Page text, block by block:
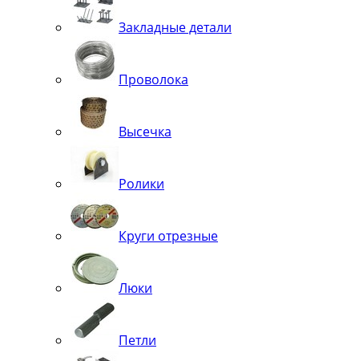
Закладные детали
Проволока
Высечка
Ролики
Круги отрезные
Люки
Петли